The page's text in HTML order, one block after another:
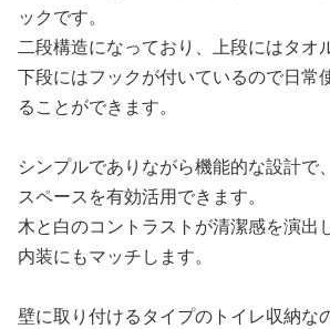
ックです。
二段構造になっており、上段にはタオ
下段にはフックが付いているので日常
ることができます。
シンプルでありながら機能的な設計で
スペースを有効活用できます。
木と白のコントラストが清潔感を演出
内装にもマッチします。
壁に取り付けるタイプのトイレ収納な